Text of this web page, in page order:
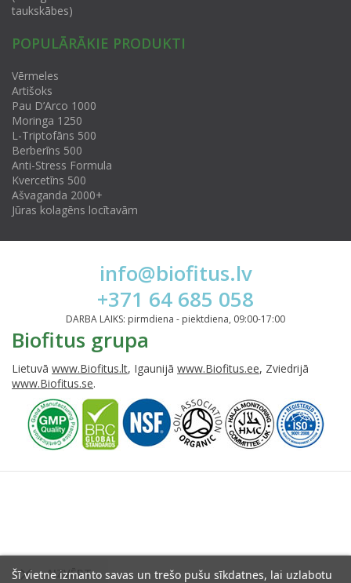
taukskābes)
POPULĀRĀKIE PRODUKTI
Vērmeles
Artišoks
Pau D’Arco 1000
Moringa 1250
L-Triptofāns 500
Berberīns 500
Anti-Stress Formula
Kvercetīns 500
Ašvaganda 2000+
Jūras kolagēns locītavām
info@biofitus.lv
+371 64 685 058
DARBA LAIKS: pirmdiena - piektdiena, 09:00-17:00
Biofitus grupa
Lietuvā www.Biofitus.lt, Igaunijā www.Biofitus.ee, Zviedrijā
www.Biofitus.se.
Šī vietne izmanto savas un trešo pušu sīkdatnes, lai uzlabotu
 AIZVĒRT